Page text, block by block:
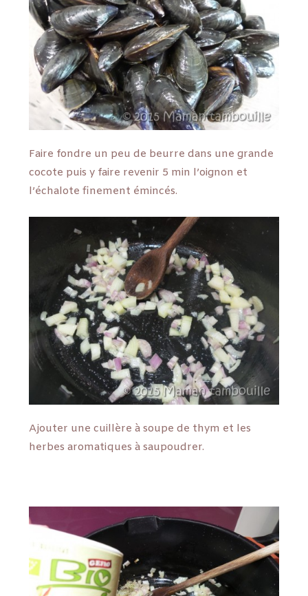
Faire fondre un peu de beurre dans une grande
cocote puis y faire revenir 5 min l’oignon et
l’échalote finement émincés.
Ajouter une cuillère à soupe de thym et les
herbes aromatiques à saupoudrer.